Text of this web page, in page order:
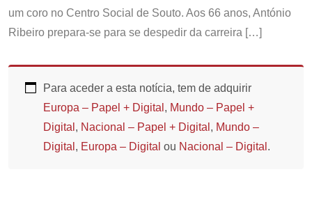
um coro no Centro Social de Souto. Aos 66 anos, António
Ribeiro prepara-se para se despedir da carreira […]
Para aceder a esta notícia, tem de adquirir
Europa – Papel + Digital , Mundo – Papel +
Digital , Nacional – Papel + Digital , Mundo –
Digital , Europa – Digital ou Nacional – Digital .